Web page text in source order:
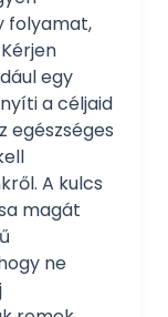
folyamat,
egy
a céljaid
egészséges
A kulcs
magát
ne